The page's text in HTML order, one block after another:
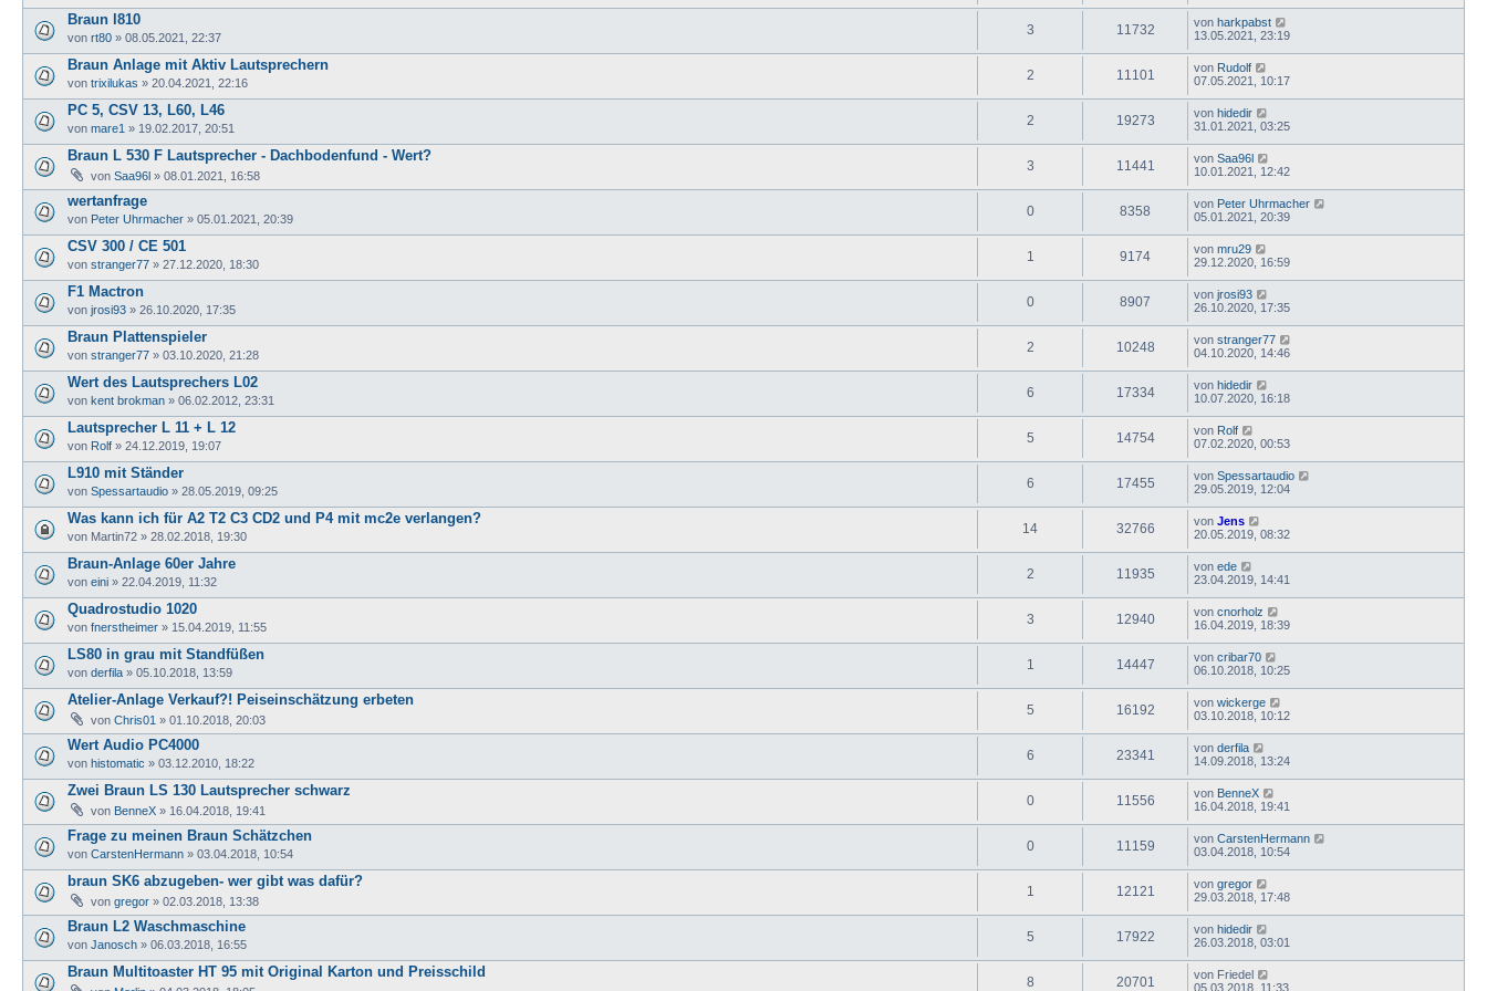
Braun l810
von rt80 » 08.05.2021, 22:37
3 11732 von harkpabst
13.05.2021, 23:19
Braun Anlage mit Aktiv Lautsprechern
von trixilukas » 20.04.2021, 22:16
2 11101 von Rudolf
07.05.2021, 10:17
PC 5, CSV 13, L60, L46
von mare1 » 19.02.2017, 20:51
2 19273 von hidedir
31.01.2021, 03:25
Braun L 530 F Lautsprecher - Dachbodenfund - Wert?
von Saa96l » 08.01.2021, 16:58
3 11441 von Saa96l
10.01.2021, 12:42
wertanfrage
von Peter Uhrmacher » 05.01.2021, 20:39
0 8358 von Peter Uhrmacher
05.01.2021, 20:39
CSV 300 / CE 501
von stranger77 » 27.12.2020, 18:30
1 9174 von mru29
29.12.2020, 16:59
F1 Mactron
von jrosi93 » 26.10.2020, 17:35
0 8907 von jrosi93
26.10.2020, 17:35
Braun Plattenspieler
von stranger77 » 03.10.2020, 21:28
2 10248 von stranger77
04.10.2020, 14:46
Wert des Lautsprechers L02
von kent brokman » 06.02.2012, 23:31
6 17334 von hidedir
10.07.2020, 16:18
Lautsprecher L 11 + L 12
von Rolf » 24.12.2019, 19:07
5 14754 von Rolf
07.02.2020, 00:53
L910 mit Ständer
von Spessartaudio » 28.05.2019, 09:25
6 17455 von Spessartaudio
29.05.2019, 12:04
Was kann ich für A2 T2 C3 CD2 und P4 mit mc2e verlangen?
von Martin72 » 28.02.2018, 19:30
14 32766 von Jens
20.05.2019, 08:32
Braun-Anlage 60er Jahre
von eini » 22.04.2019, 11:32
2 11935 von ede
23.04.2019, 14:41
Quadrostudio 1020
von fnerstheimer » 15.04.2019, 11:55
3 12940 von cnorholz
16.04.2019, 18:39
LS80 in grau mit Standfüßen
von derfila » 05.10.2018, 13:59
1 14447 von cribar70
06.10.2018, 10:25
Atelier-Anlage Verkauf?! Peiseinschätzung erbeten
von Chris01 » 01.10.2018, 20:03
5 16192 von wickerge
03.10.2018, 10:12
Wert Audio PC4000
von histomatic » 03.12.2010, 18:22
6 23341 von derfila
14.09.2018, 13:24
Zwei Braun LS 130 Lautsprecher schwarz
von BenneX » 16.04.2018, 19:41
0 11556 von BenneX
16.04.2018, 19:41
Frage zu meinen Braun Schätzchen
von CarstenHermann » 03.04.2018, 10:54
0 11159 von CarstenHermann
03.04.2018, 10:54
braun SK6 abzugeben- wer gibt was dafür?
von gregor » 02.03.2018, 13:38
1 12121 von gregor
29.03.2018, 17:48
Braun L2 Waschmaschine
von Janosch » 06.03.2018, 16:55
5 17922 von hidedir
26.03.2018, 03:01
Braun Multitoaster HT 95 mit Original Karton und Preisschild
8 20701 von Friedel
05.03.2018, 11:33